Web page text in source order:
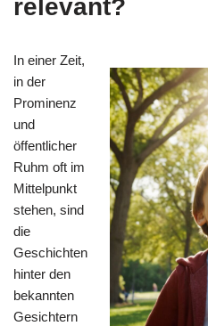
relevant?
In einer Zeit,
in der
Prominenz
und
öffentlicher
Ruhm oft im
Mittelpunkt
stehen, sind
die
Geschichten
hinter den
bekannten
Gesichtern